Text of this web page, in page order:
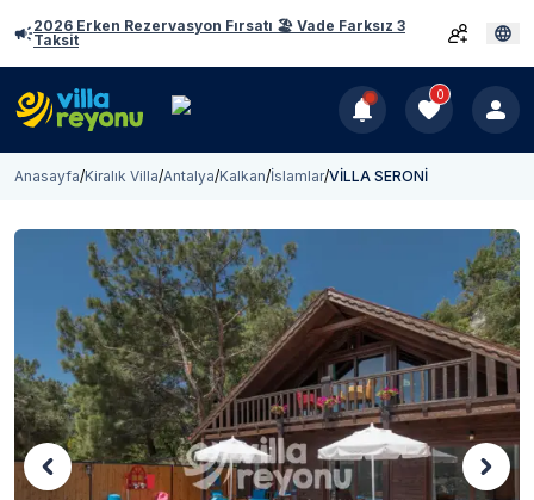
2026 Erken Rezervasyon Fırsatı 🏖️ Vade Farksız 3
Taksit
0
Anasayfa/Kiralık Villa/Antalya/Kalkan/İslamlar/VİLLA SERONİ